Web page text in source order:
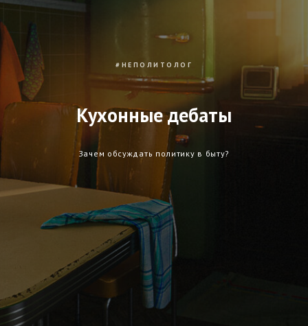
#НЕПОЛИТОЛОГ
Кухонные дебаты
Зачем обсуждать политику в быту?